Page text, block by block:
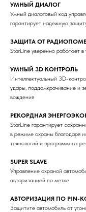
УМНЫЙ ДИАЛОГ
Умный диалоговый код
гарантирует надежную
ЗАЩИТА ОТ
StarLine уверенно работает
УМНЫЙ 3D КОНТРОЛЬ
Интеллектуальный 3D-
удары, поддомкрачивание и
вождения
РЕКОРДНАЯ
StarLine гарантирует
в режиме охраны благодаря
технологий и программных
SUPER SLAVE
Управление охраной
авторизацией по метке
АВТОРИЗАЦИЯ ПО PIN-
Защитите автомобиль от